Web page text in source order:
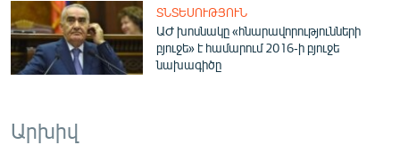
ԲԱՆԱՎԵՃ
ՁԳՏԵԼՈՎ ԼԱՎԱԳՈՒՅՆԻՆ
Հայերեն
ՏՆՏԵՍՈՒԹՅՈՒՆ
ԱԺ խոսնակը «հնարավորությունների
բյուջե» է համարում 2016-ի բյուջե
նախագիծը
Արխիվ